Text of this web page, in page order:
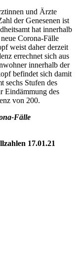
und Ärzte
der Genesenen ist
hat innerhalb
Corona-Fälle
weist daher derzeit
errechnet sich aus
innerhalb der
befindet sich damit
sechs Stufen des
Eindämmung des
von 200.
Fälle
17.01.21